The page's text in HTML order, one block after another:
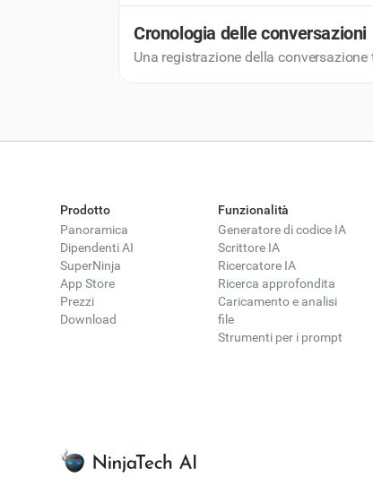
desiderato.
Cronologia delle conversazioni
Una registrazione della
Prodotto
Panoramica
Dipendenti AI
SuperNinja
App Store
Prezzi
Download
Funzionalità
Generatore di codice IA
Scrittore IA
Ricercatore IA
Ricerca approfondita
Caricamento e analisi
file
Strumenti per i prompt